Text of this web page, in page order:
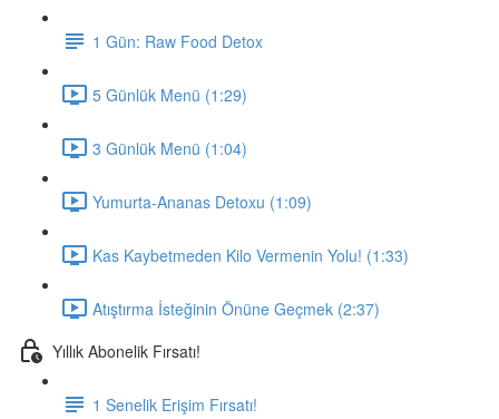
1 Gün: Raw Food Detox
5 Günlük Menü (1:29)
3 Günlük Menü (1:04)
Yumurta-Ananas Detoxu (1:09)
Kas Kaybetmeden Kilo Vermenin Yolu! (1:33)
Atıştırma İsteğinin Önüne Geçmek (2:37)
Yıllık Abonelik Fırsatı!
1 Senelik Erişim Fırsatı!